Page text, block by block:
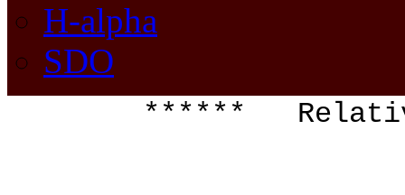
H-alpha
SDO
******